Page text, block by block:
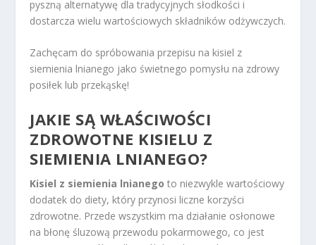
pyszną alternatywę dla tradycyjnych słodkości i
dostarcza wielu wartościowych składników odżywczych.
Zachęcam do spróbowania przepisu na kisiel z
siemienia lnianego jako świetnego pomysłu na zdrowy
posiłek lub przekąskę!
JAKIE SĄ WŁAŚCIWOŚCI
ZDROWOTNE KISIELU Z
SIEMIENIA LNIANEGO?
Kisiel z siemienia lnianego to niezwykle wartościowy
dodatek do diety, który przynosi liczne korzyści
zdrowotne. Przede wszystkim ma działanie osłonowe
na błonę śluzową przewodu pokarmowego, co jest